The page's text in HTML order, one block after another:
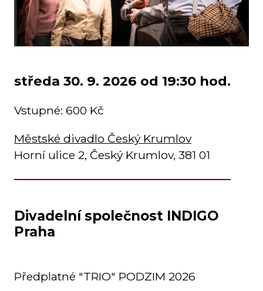
středa 30. 9. 2026 od 19:30 hod.
Vstupné: 600 Kč
Městské divadlo Český Krumlov
Horní ulice 2, Český Krumlov, 381 01
Divadelní společnost INDIGO
Praha
Předplatné "TRIO" PODZIM 2026